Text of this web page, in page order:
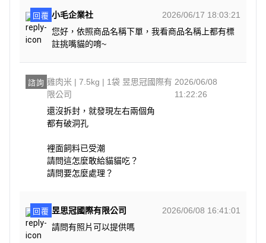
回覆 小毛企業社
2026/06/17 18:03:21
您好，依照商品名稱下單，我看商品名稱上都有標
註挑嘴貓的唷~
諮詢 雞肉米 | 7.5kg | 1袋 昱思冠國際有
限公司
2026/06/08
11:22:26
還沒拆封，就發現左右兩個角
都有破洞孔
裡面飼料已受潮
請問這怎麼敢給貓貓吃？
請問要怎麼處理？
回覆 昱思冠國際有限公司
2026/06/08 16:41:01
請問有照片可以提供嗎